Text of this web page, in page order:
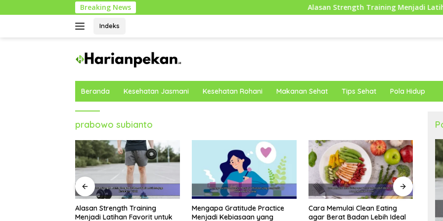
ke
Breaking News Alasan Strength Training Menjadi Latihan Favorit
Indeks
Beranda Kesehatan Jasmani Kesehatan Rohani Makanan Sehat Tips Sehat Pola Hidup
prabowo subianto
Mengapa Gratitude Practice
Menjadi Kebiasaan yang
Cara Memulai Clean Eating
agar Berat Badan Lebih Ideal
Rahasia Mata Tetap Sehat
Meski Sering Menatap Layar